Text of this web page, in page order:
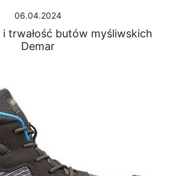
06.04.2024
trwałość butów myśliwskich
Demar